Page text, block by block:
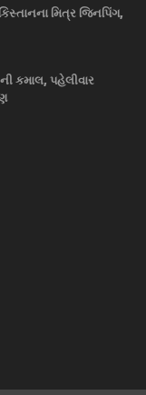
મિત્ર જિનપિંગ,
કમાલ, પહેલીવાર